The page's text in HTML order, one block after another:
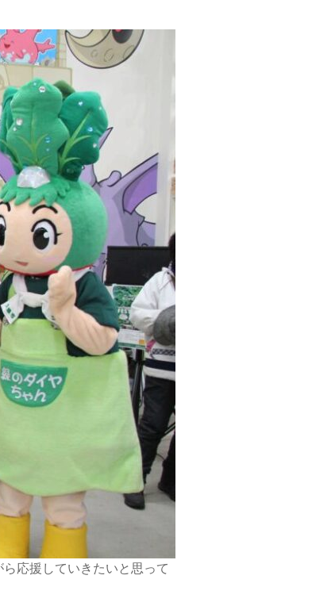
応援していきたいと思って